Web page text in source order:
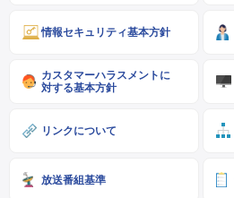
情報セキュリティ基本方針
カスタマーハラスメントに
対する基本方針
リンクについて
放送番組基準